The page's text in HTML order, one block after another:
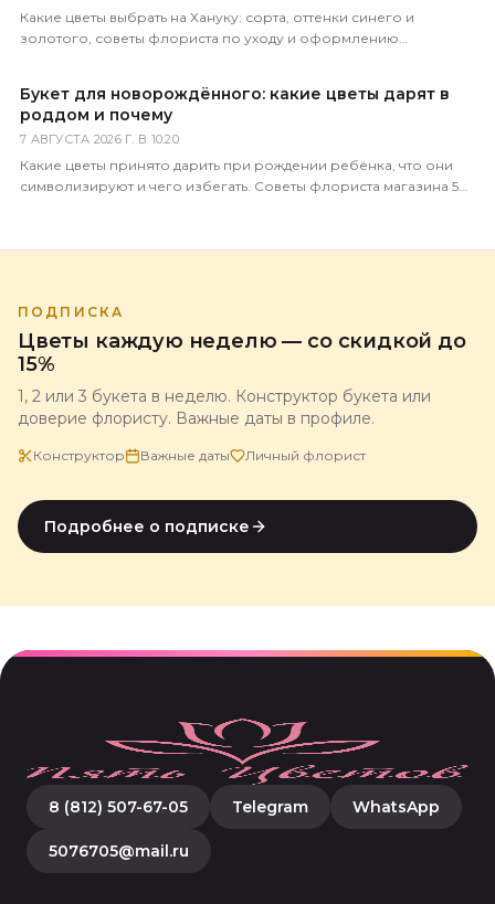
Какие цветы выбрать на Хануку: сорта, оттенки синего и
золотого, советы флориста по уходу и оформлению
Букет для новорождённого: какие цветы дарят в
роддом и почему
7 АВГУСТА 2026 Г. В 10:20
Какие цветы принято дарить при рождении ребёнка, что они
символизируют и чего избегать. Советы флориста магазина 5
ПОДПИСКА
Цветы каждую неделю — со скидкой до
15%
1, 2 или 3 букета в неделю. Конструктор букета или
доверие флористу. Важные даты в профиле.
Конструктор Важные даты Личный флорист
Подробнее о подписке
8 (812) 507-67-05 Telegram WhatsApp
5076705@mail.ru